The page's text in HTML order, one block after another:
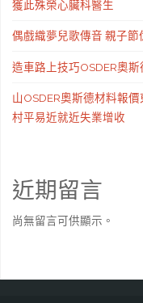
獲此殊榮心臟科醫生
偶戲織夢兒歌傳音 親子
造車路上技巧OSDER奧
山OSDER奧斯德材料報
村平易近就近失業增收
近期留言
尚無留言可供顯示。